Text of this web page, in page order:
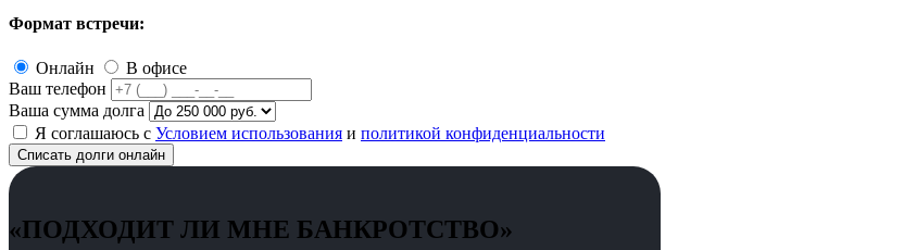
Формат встречи:
Онлайн
В офисе
Ваш телефон
Ваша сумма долга
Я соглашаюсь с Условием использования и политикой конфиденциальности
Списать долги онлайн
«ПОДХОДИТ ЛИ МНЕ БАНКРОТСТВО»